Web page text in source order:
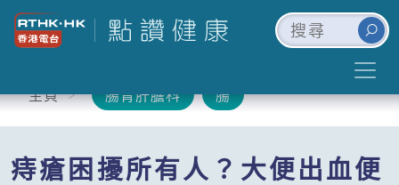
主頁 腸胃肝膽科 腸
痔瘡困擾所有人？大便出血便